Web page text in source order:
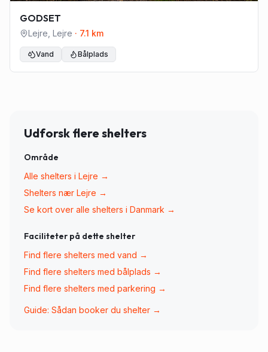
GODSET
Lejre Lejre · 7.1 km
Vand Bålplads
Udforsk flere shelters
Område
Alle shelters i Lejre →
Shelters nær Lejre →
Se kort over alle shelters i Danmark →
Faciliteter på dette shelter
Find flere shelters med vand →
Find flere shelters med bålplads →
Find flere shelters med parkering →
Guide: Sådan booker du shelter →